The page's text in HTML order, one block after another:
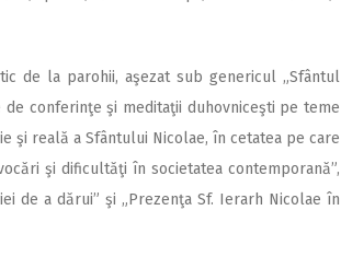
de la parohii, aşezat sub genericul „Sfântul
conferinţe şi meditaţii duhovniceşti pe teme
şi reală a Sfântului Nicolae, în cetatea pe care
şi dificultăţi în societatea contemporană”,
de a dărui” şi „Prezenţa Sf. Ierarh Nicolae în